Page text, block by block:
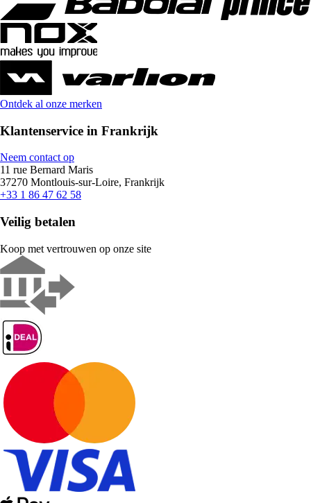
Ontdek al onze merken
Klantenservice in Frankrijk
Neem contact op
11 rue Bernard Maris
37270 Montlouis-sur-Loire, Frankrijk
+33 1 86 47 62 58
Veilig betalen
Koop met vertrouwen op onze site